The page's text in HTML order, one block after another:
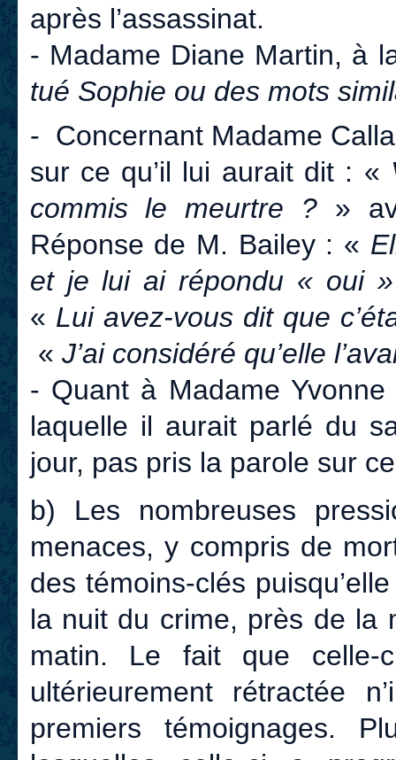
après l’assassinat.
- Madame Diane Martin, à
tué Sophie ou des mots
- Concernant Madame
sur ce qu’il lui aurait dit : «
commis le meurtre ? »
Réponse de M. Bailey : «
et je lui ai répondu « oui
« Lui avez-vous dit que
« J’ai considéré qu’elle
- Quant à Madame
laquelle il aurait parlé du
jour, pas pris la parole sur
b) Les nombreuses
menaces, y compris de
des témoins-clés
la nuit du crime, près de la
matin. Le fait que celle-
ultérieurement rétractée
premiers témoignages.